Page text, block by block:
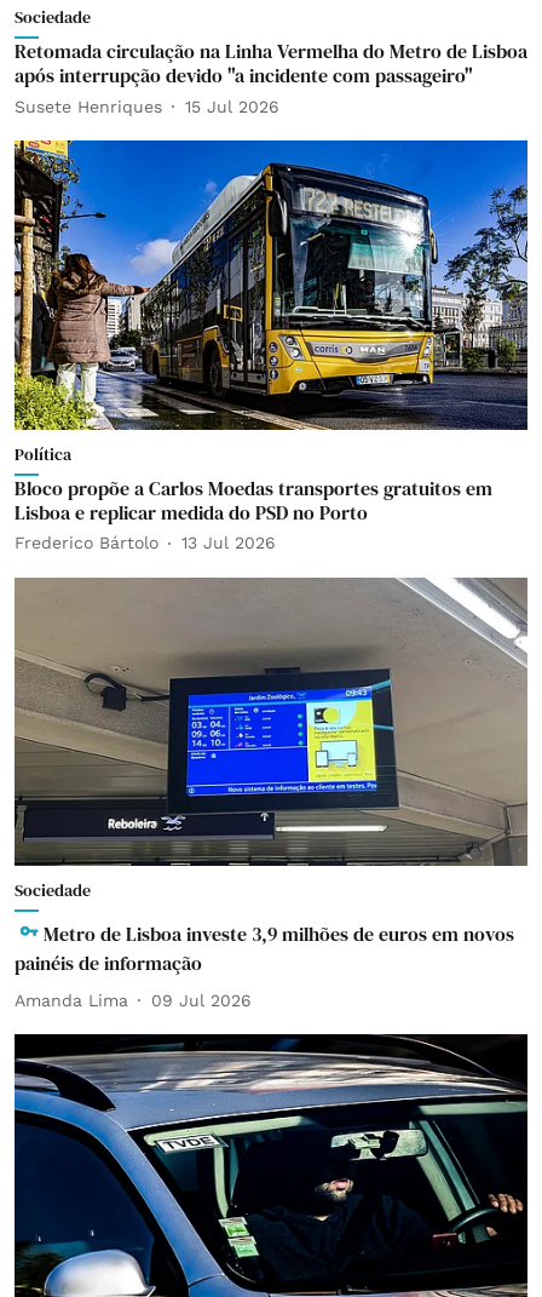
Sociedade
Retomada circulação na Linha Vermelha do Metro de Lisboa
após interrupção devido "a incidente com passageiro"
Susete Henriques 15 Jul 2026
Política
Bloco propõe a Carlos Moedas transportes gratuitos em
Lisboa e replicar medida do PSD no Porto
Frederico Bártolo 13 Jul 2026
Sociedade
Metro de Lisboa investe 3,9 milhões de euros em novos
painéis de informação
Amanda Lima 09 Jul 2026